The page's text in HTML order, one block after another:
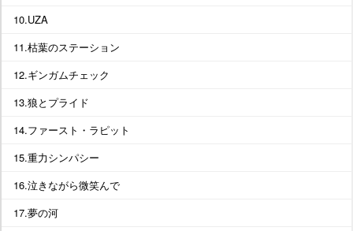
10.UZA
11.枯葉のステーション
12.ギンガムチェック
13.狼とプライド
14.ファースト・ラピット
15.重力シンパシー
16.泣きながら微笑んで
17.夢の河